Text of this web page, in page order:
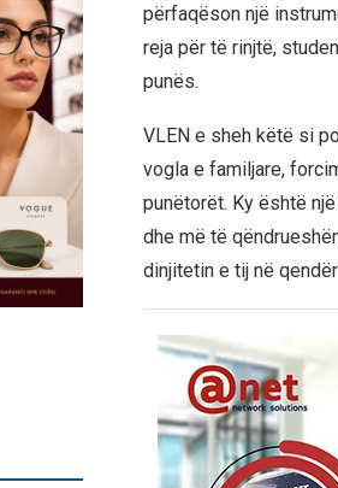
përfaqëson një
reja për të rinjtë,
punës.
VLEN e sheh këtë si
vogla e familjare,
punëtorët. Ky është
dhe më të
dinjitetin e tij në